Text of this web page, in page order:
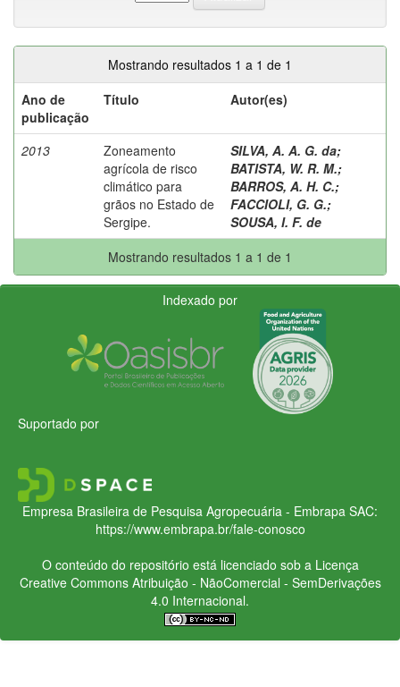
Mostrando resultados 1 a 1 de 1
Ano de
publicação
Título Autor(es)
2013
Zoneamento
agrícola de risco
climático para
grãos no Estado de
Sergipe.
SILVA, A. A. G. da;
BATISTA, W. R. M.;
BARROS, A. H. C.;
FACCIOLI, G. G.;
SOUSA, I. F. de
Mostrando resultados 1 a 1 de 1
Indexado por
Suportado por
Empresa Brasileira de Pesquisa Agropecuária - Embrapa SAC:
https://www.embrapa.br/fale-conosco
O conteúdo do repositório está licenciado sob a Licença
Creative CommonsAtribuição - NãoComercial - SemDerivações
4.0 Internacional.